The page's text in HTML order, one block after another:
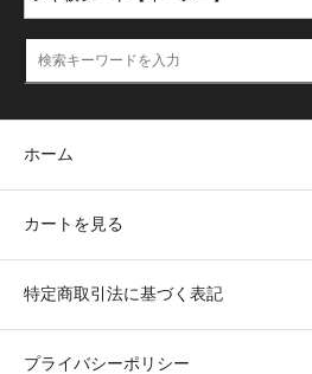
ホーム
カートを見る
特定商取引法に基づく表記
プライバシーポリシー